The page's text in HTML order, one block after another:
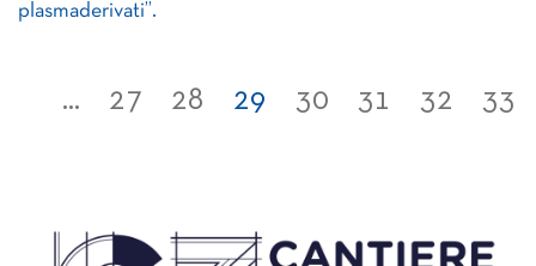
plasmaderivati”.
... 27 28 29 30 31 32 33